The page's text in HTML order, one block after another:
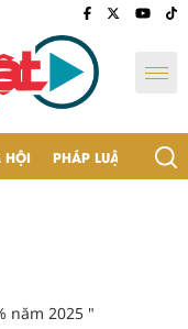
HỘI PHÁP LUẬT - BẠN
năm 2025 "